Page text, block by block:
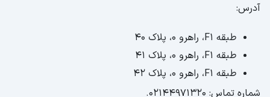
آدرس:
طبقه F1، راهرو 0، پلاک 40
طبقه F1، راهرو 0، پلاک 41
طبقه F1، راهرو 0، پلاک 42
شماره تماس: 02144971320.